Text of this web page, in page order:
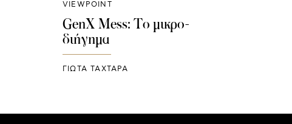
VIEWPOINT
GenX Mess: Το μικρο-
διήγημα
ΓΙΩΤΑ ΤΑΧΤΑΡΑ